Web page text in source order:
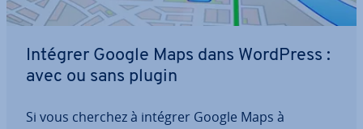
Intégrer Google Maps dans WordPress :
avec ou sans plugin
Si vous cherchez à intégrer Google Maps à